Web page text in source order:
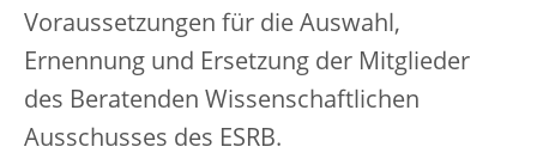
Voraussetzungen für die Auswahl,
Ernennung und Ersetzung der Mitglieder
des Beratenden Wissenschaftlichen
Ausschusses des ESRB.